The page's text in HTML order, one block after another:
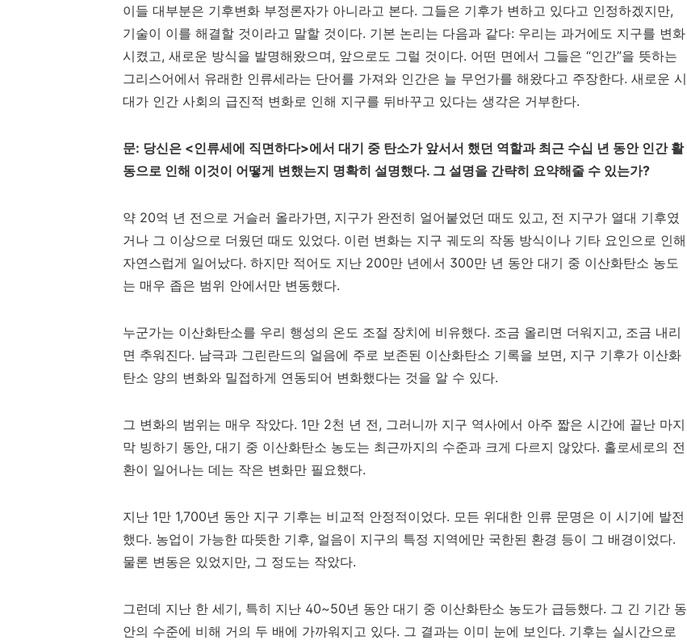
이들 대부분은 기후변화 부정론자가 아니라고 본다. 그들은 기후가 변하고 있다고 인정하겠지만,
기술이 이를 해결할 것이라고 말할 것이다. 기본 논리는 다음과 같다: 우리는 과거에도 지구를 변화
시켰고, 새로운 방식을 발명해왔으며, 앞으로도 그럴 것이다. 어떤 면에서 그들은 “인간”을 뜻하는
그리스어에서 유래한 인류세라는 단어를 가져와 인간은 늘 무언가를 해왔다고 주장한다. 새로운 시
대가 인간 사회의 급진적 변화로 인해 지구를 뒤바꾸고 있다는 생각은 거부한다.
문: 당신은 <인류세에 직면하다>에서 대기 중 탄소가 앞서서 했던 역할과 최근 수십 년 동안 인간 활
동으로 인해 이것이 어떻게 변했는지 명확히 설명했다. 그 설명을 간략히 요약해줄 수 있는가?
약 20억 년 전으로 거슬러 올라가면, 지구가 완전히 얼어붙었던 때도 있고, 전 지구가 열대 기후였
거나 그 이상으로 더웠던 때도 있었다. 이런 변화는 지구 궤도의 작동 방식이나 기타 요인으로 인해
자연스럽게 일어났다. 하지만 적어도 지난 200만 년에서 300만 년 동안 대기 중 이산화탄소 농도
는 매우 좁은 범위 안에서만 변동했다.
누군가는 이산화탄소를 우리 행성의 온도 조절 장치에 비유했다. 조금 올리면 더워지고, 조금 내리
면 추워진다. 남극과 그린란드의 얼음에 주로 보존된 이산화탄소 기록을 보면, 지구 기후가 이산화
탄소 양의 변화와 밀접하게 연동되어 변화했다는 것을 알 수 있다.
그 변화의 범위는 매우 작았다. 1만 2천 년 전, 그러니까 지구 역사에서 아주 짧은 시간에 끝난 마지
막 빙하기 동안, 대기 중 이산화탄소 농도는 최근까지의 수준과 크게 다르지 않았다. 홀로세로의 전
환이 일어나는 데는 작은 변화만 필요했다.
지난 1만 1,700년 동안 지구 기후는 비교적 안정적이었다. 모든 위대한 인류 문명은 이 시기에 발전
했다. 농업이 가능한 따뜻한 기후, 얼음이 지구의 특정 지역에만 국한된 환경 등이 그 배경이었다.
물론 변동은 있었지만, 그 정도는 작았다.
그런데 지난 한 세기, 특히 지난 40~50년 동안 대기 중 이산화탄소 농도가 급등했다. 그 긴 기간 동
안의 수준에 비해 거의 두 배에 가까워지고 있다. 그 결과는 이미 눈에 보인다. 기후는 실시간으로